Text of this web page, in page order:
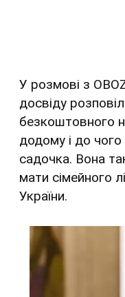
У розмові з
досвіду
безкоштовного
додому і до
садочка. Вона
мати сімейного
України.